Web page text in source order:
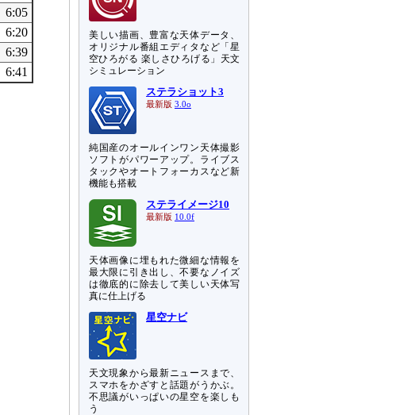
6:05
6:20
6:39
6:41
美しい描画、豊富な天体データ、
オリジナル番組エディタなど「星
空ひろがる 楽しさひろげる」天文
シミュレーション
ステラショット3
最新版 3.0o
純国産のオールインワン天体撮影
ソフトがパワーアップ。ライブス
タックやオートフォーカスなど新
機能も搭載
ステライメージ10
最新版 10.0f
天体画像に埋もれた微細な情報を
最大限に引き出し、不要なノイズ
は徹底的に除去して美しい天体写
真に仕上げる
星空ナビ
天文現象から最新ニュースまで、
スマホをかざすと話題がうかぶ。
不思議がいっぱいの星空を楽しも
う